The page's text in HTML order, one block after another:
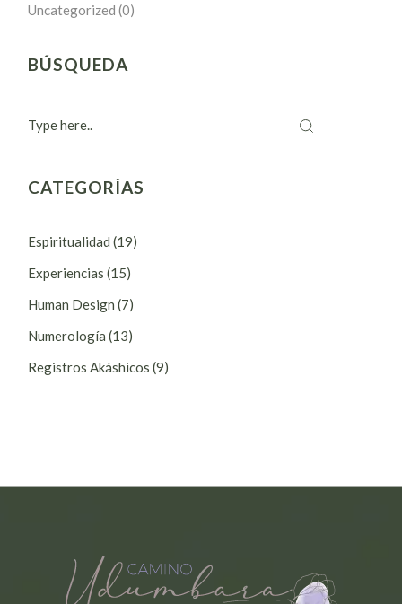
Uncategorized (0)
BÚSQUEDA
CATEGORÍAS
Espiritualidad (19)
Experiencias (15)
Human Design (7)
Numerología (13)
Registros Akáshicos (9)